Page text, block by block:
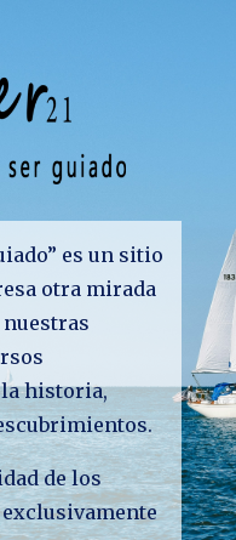
es un sitio
otra mirada
historia,
de los